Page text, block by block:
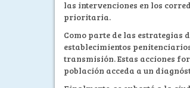
las intervenciones en los
prioritaria.
Como parte de las estrategias
establecimientos
transmisión. Estas acciones
población acceda a un